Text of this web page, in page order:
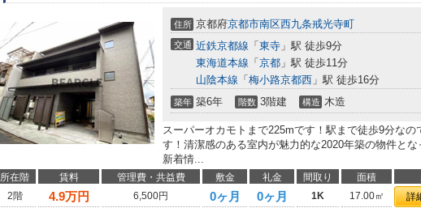
住所 京都府京都市南区西九条戒光寺町
交通 近鉄京都線 「 東寺 」駅 徒歩9分
東海道本線 「 京都 」駅 徒歩11分
山陰本線 「 梅小路京都西 」駅 徒歩16分
築年 築6年 階数 3階建 構造 木造
スーパーオカモトまで225mです！駅まで徒歩9分な
す！清潔感のある室内が魅力的な2020年築の物件とな
新着情...
所在階 賃料 管理費・共益費 敷金 礼金 間取り 面積
2階
4.9万円 6,500円 0ヶ月 0ヶ月 1K 17.00㎡ 詳